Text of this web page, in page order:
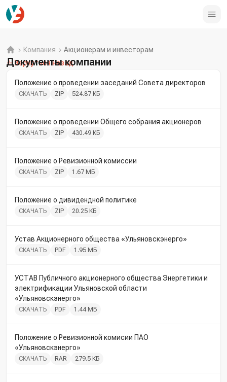
Компания
Акционерам и инвесторам
Вернуться назад
Документы компании
Положение о проведении заседаний Совета директоров
СКАЧАТЬ ZIP 524.87 КБ
Положение о проведении Общего собрания акционеров
СКАЧАТЬ ZIP 430.49 КБ
Положение о Ревизионной комиссии
СКАЧАТЬ ZIP 1.67 МБ
Положение о дивидендной политике
СКАЧАТЬ ZIP 20.25 КБ
Устав Акционерного общества «‎Ульяновскэнерго»
СКАЧАТЬ PDF 1.95 МБ
УСТАВ Публичного акционерного общества Энергетики и
электрификации Ульяновской области
«‎Ульяновскэнерго»
СКАЧАТЬ PDF 1.44 МБ
Положение о Ревизионной комисии ПАО
«‎Ульяновскэнерго»
СКАЧАТЬ RAR 279.5 КБ